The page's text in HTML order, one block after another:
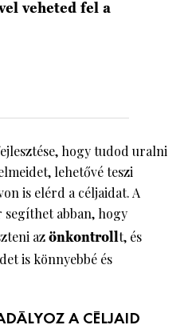
veheted fel a
hogy tudod uralni
lehetővé teszi
is elérd a céljaidat. A
abban, hogy
azönkontrollt, és
is könnyebbé és
A CÉLJAID